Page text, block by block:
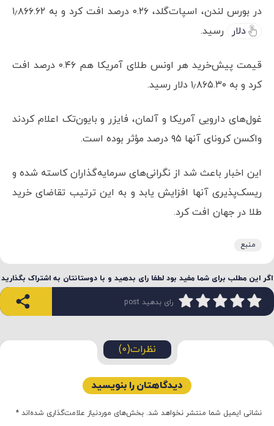
در بورس لندن، اسپات‌گلد، ۰.۲۶ درصد افت کرد و به ۱٫۸۶۶.۶۲
دلار
رسید.
قیمت پیش‌خرید هر اونس طلای آمریکا هم ۰.۴۶ درصد افت
کرد و به ۱٫۸۶۵.۳۰ دلار رسید.
غول‌های دارویی آمریکا و آلمان، فایزر و بایون‌تک اعلام کردند
واکسن کرونای آنها ۹۵ درصد مؤثر بوده است.
این اخبار باعث شد از نگرانی‌های سرمایه‌گذاران کاسته شده و
ریسک‌پذیری آنها افزایش یابد و به این ترتیب تقاضای خرید
طلا در جهان افت کرد.
منبع
اگر این مطلب برای شما مفید بود لطفا رای بدهید و با دوستانتان به اشتراک بگذارید
رای بدهید post
نظرات(0)
دیدگاهتان را بنویسید
نشانی ایمیل شما منتشر نخواهد شد. بخش‌های موردنیاز علامت‌گذاری شده‌اند *